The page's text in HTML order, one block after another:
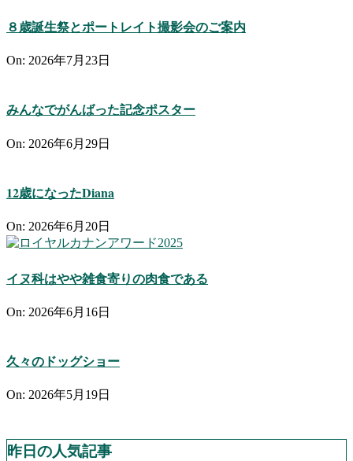
８歳誕生祭とポートレイト撮影会のご案内
On: 2026年7月23日
みんなでがんばった記念ポスター
On: 2026年6月29日
12歳になったDiana
On: 2026年6月20日
イヌ科はやや雑食寄りの肉食である
On: 2026年6月16日
久々のドッグショー
On: 2026年5月19日
昨日の人気記事